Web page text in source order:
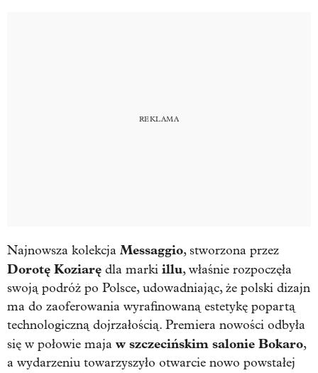
Najnowsza kolekcja Messaggio, stworzona przez
Dorotę Koziarę dla marki illu, właśnie rozpoczęła
swoją podróż po Polsce, udowadniając, że polski dizajn
ma do zaoferowania wyrafinowaną estetykę popartą
technologiczną dojrzałością. Premiera nowości odbyła
się w połowie maja w szczecińskim salonie Bokaro,
a wydarzeniu towarzyszyło otwarcie nowo powstałej